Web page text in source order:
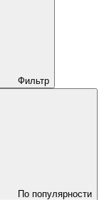
Фильтр
По популярности